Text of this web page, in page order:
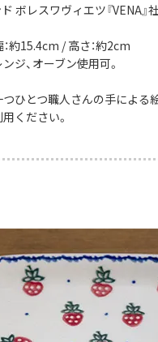
ボレスワヴィエツ『VENA』社
約15.4cm / 高さ：約2cm
ジ、オーブン使用可。
つひとつ職人さんの手によ
ください。